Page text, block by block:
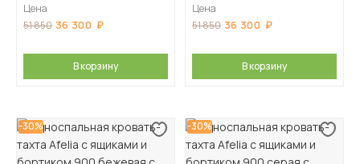
основанием
Цена
51 850 36 300
В корзину
основанием
Цена
51 850 36 300
В корзину
-30% -30%